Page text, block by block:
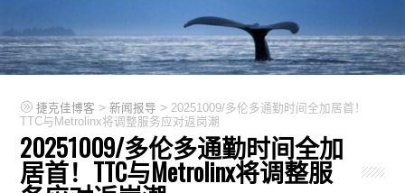
捷克佳博客 >新闻报导 > 20251009/多伦多通勤时间全加居首！
TTC与Metrolinx将调整服务应对返岗潮
20251009/多伦多通勤时间全加
居首！TTC与Metrolinx将调整服